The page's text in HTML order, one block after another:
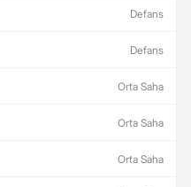
Defans
Defans
Orta Saha
Orta Saha
Orta Saha